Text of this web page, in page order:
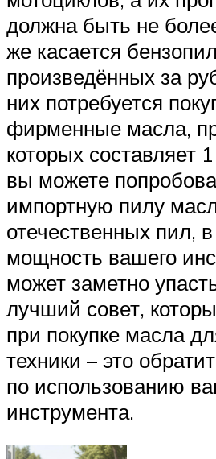
должна быть не
же касается
произведённых за
них потребуется
фирменные масла,
которых составляет
вы можете
импортную пилу
отечественных пил,
мощность вашего
может заметно
лучший совет,
при покупке масла
техники – это
по использованию
инструмента.